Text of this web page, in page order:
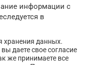
информации с
в
хранения данных.
даете свое согласие
же принимаете все